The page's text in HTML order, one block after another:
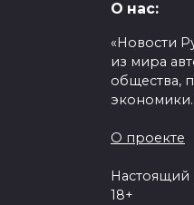
О нас:
«Новости
из мира
общества,
экономики.
О проекте
Настоящий
18+